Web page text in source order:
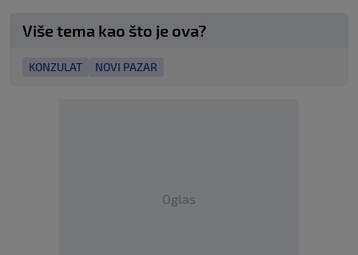
Više tema kao što je ova?
KONZULAT NOVI PAZAR
Oglas